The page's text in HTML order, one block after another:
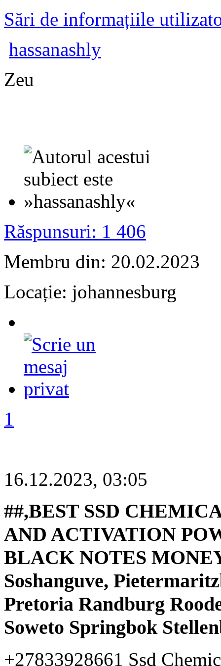
Sări de informațiile
hassanashly
Zeu
Răspunsuri: 1 406
Membru din: 20.02.2023
Locație: johannesburg
1
16.12.2023, 03:05
##,BEST SSD
AND ACTIVATION
BLACK NOTES
Soshanguve,
Pretoria Randburg
Soweto Springbok
+27833928661 Ssd